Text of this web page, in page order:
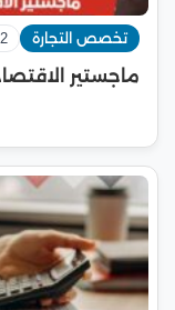
تخصص التجارة 12
ماجستير